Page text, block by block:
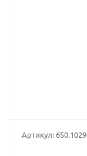
Артикул: